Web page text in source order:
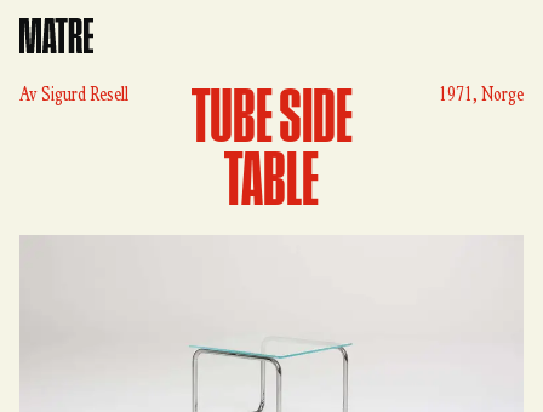
Matre
Av Sigurd Resell
TUBE SIDE
TABLE
1971, Norge